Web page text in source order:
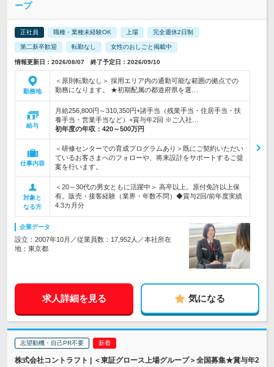
ープ
正社員 職種・業種未経験OK 上場 完全週休2日制
第二新卒歓迎 転勤なし 女性のおしごと掲載中
情報更新日：2026/08/07 終了予定日：2026/09/10
勤務地
＜原則転勤なし＞ 採用エリア内の通勤可能な範囲の拠点での
勤務になります。 ★初期配属の都道府県を選…
給与
月給256,800円～310,350円+諸手当（残業手当・住居手当・扶
養手当・営業手当など）+賞与年2回 ※ご入社…
初年度の年収： 420～500万円
仕事内容
＜研修センターでの育成プログラムあり＞既にご契約いただい
ているお客さまへのフォローや、将来設計をサポートするご提
案を行います。
対象と
なる方
＜20～30代の男女ともに活躍中＞ 高卒以上。原付免許以上保
有。販売・接客経験（業界・年数不問）◆賞与2回/前年度実績
4.3カ月分
企業データ
設立：2007年10月／従業員数：17,952人／本社所在
地：東京都
求人詳細を見る 気になる
志望動機・自己PR不要
株式会社コントラフト | ＜東証グロース上場グループ＞全国募集★賞与年2